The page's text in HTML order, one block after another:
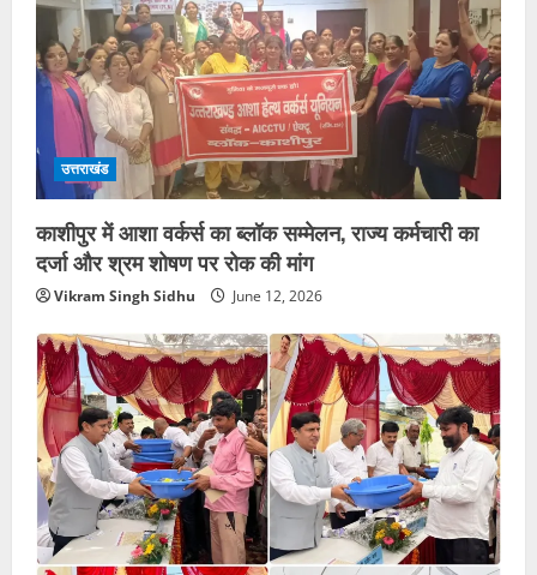
उत्तराखंड
काशीपुर में आशा वर्कर्स का ब्लॉक सम्मेलन, राज्य कर्मचारी का
दर्जा और श्रम शोषण पर रोक की मांग
Vikram Singh Sidhu June 12, 2026